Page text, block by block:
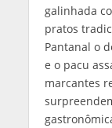
galinhada
pratos
Pantanal o
e o pacu
marcantes